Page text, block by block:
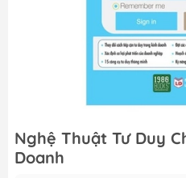
Nghệ Thuật Tư Duy
Doanh